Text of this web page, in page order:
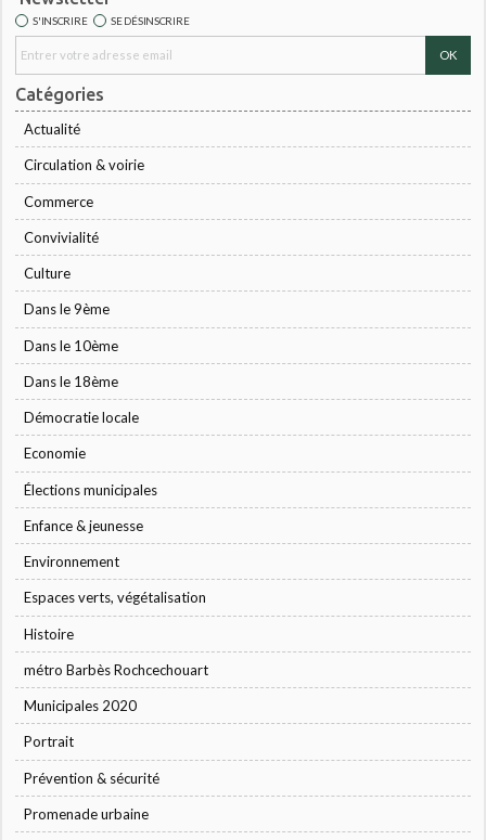
S'INSCRIRE SE DÉSINSCRIRE
Catégories
Actualité
Circulation & voirie
Commerce
Convivialité
Culture
Dans le 9ème
Dans le 10ème
Dans le 18ème
Démocratie locale
Economie
Élections municipales
Enfance & jeunesse
Environnement
Espaces verts, végétalisation
Histoire
métro Barbès Rochcechouart
Municipales 2020
Portrait
Prévention & sécurité
Promenade urbaine